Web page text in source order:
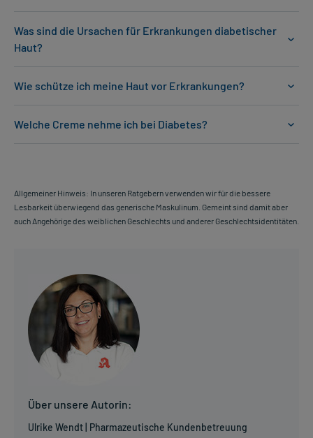
Was sind die Ursachen für Erkrankungen diabetischer
Haut?
Wie schütze ich meine Haut vor Erkrankungen?
Welche Creme nehme ich bei Diabetes?
Allgemeiner Hinweis: In unseren Ratgebern verwenden wir für die bessere
Lesbarkeit überwiegend das generische Maskulinum. Gemeint sind damit aber
auch Angehörige des weiblichen Geschlechts und anderer Geschlechtsidentitäten.
Über unsere Autorin:
Ulrike Wendt | Pharmazeutische Kundenbetreuung